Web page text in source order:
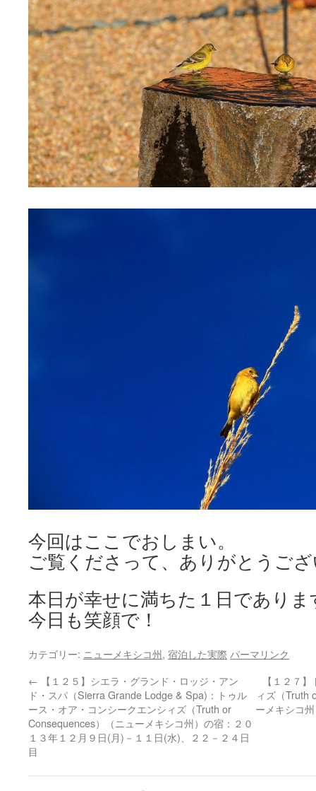
今回はここでおしまい。
ご覧くださって、ありがとうご
本日が幸せに満ちた１日でありま
今日も笑顔で！
カテゴリー: ニューメキシコ州, 宿泊した実際 パーマリンク
← 【１２５】シエラ・グランド・ロッジ・アン
ド・スパ（Sierra Grande Lodge & Spa)：トゥル
ース・オア・コンシークエンシィズ（Truth or
Consequences）（ニューメキシコ州）の宿：２０
１３年１２月９日(月)－１１日(水)、２２－２４日
目
【１２７
ィズ（Truth
ーメキシコ